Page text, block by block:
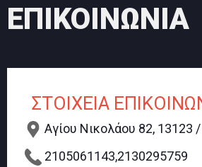
ΕΠΙΚΟΙΝΩΝΙΑ
ΣΤΟΙΧΕΙΑ
Αγίου Νικολάου 82, 13123 /
2105061143,2130295759